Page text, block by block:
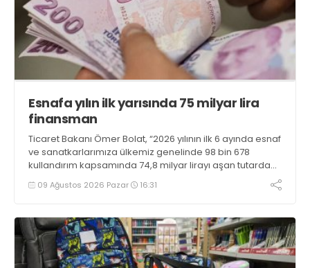
Esnafa yılın ilk yarısında 75 milyar lira
finansman
Ticaret Bakanı Ömer Bolat, “2026 yılının ilk 6 ayında esnaf
ve sanatkarlarımıza ülkemiz genelinde 98 bin 678
kullandırım kapsamında 74,8 milyar lirayı aşan tutarda
uygun geri ödeme koşullu finansman sağlanmıştır”
bilgisini verdi
09 Ağustos 2026 Pazar 16:31